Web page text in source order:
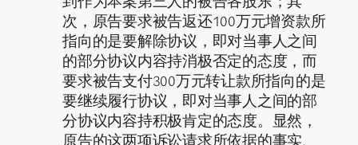
次，原告要求被告返还100万元增资款所
指向的是要解除协议，即对当事人之间
的部分协议内容持消极否定的态度，而
要求被告支付300万元转让款所指向的是
要继续履行协议，即对当事人之间的部
分协议内容持积极肯定的态度。显然，
原告的这两项诉讼请求所依据的事实、